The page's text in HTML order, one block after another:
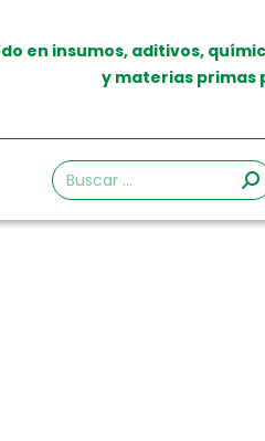
en insumos, aditivos,
y materias primas